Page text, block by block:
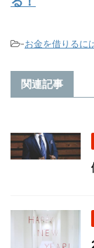
-お金を借りるに
関連記事